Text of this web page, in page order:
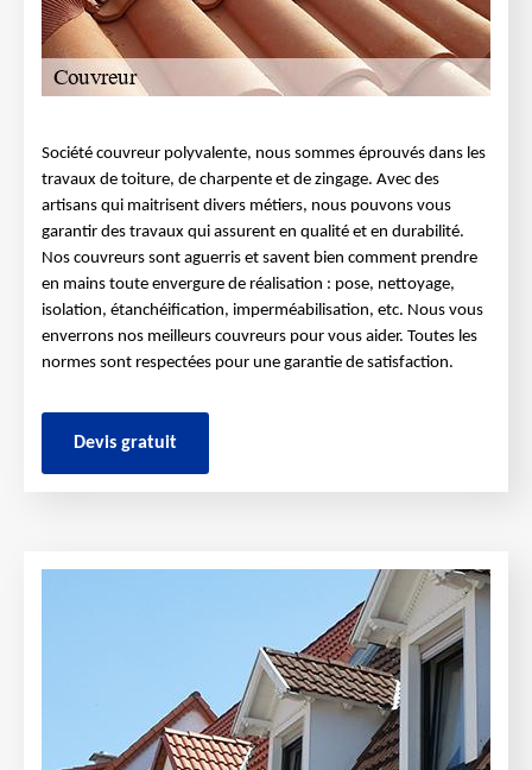
Société couvreur polyvalente, nous sommes éprouvés dans les
travaux de toiture, de charpente et de zingage. Avec des
artisans qui maitrisent divers métiers, nous pouvons vous
garantir des travaux qui assurent en qualité et en durabilité.
Nos couvreurs sont aguerris et savent bien comment prendre
en mains toute envergure de réalisation : pose, nettoyage,
isolation, étanchéification, imperméabilisation, etc. Nous vous
enverrons nos meilleurs couvreurs pour vous aider. Toutes les
normes sont respectées pour une garantie de satisfaction.
Devis gratuit